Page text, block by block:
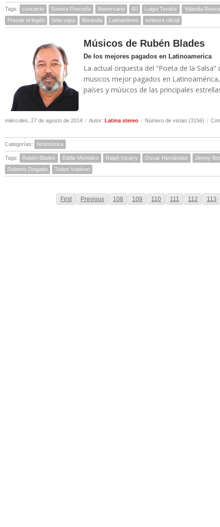
Tags: concierto Sonora Ponceña Aniversario 60 Luigui Texidor
Yolanda Rivera
Prende el fogón
Sola vaya Boranda Latinastereo emisora oficial
Músicos de Rubén Blades
De los mejores pagados en Latinoamerica
La actual orquesta del “Poeta de la
musicos mejor pagados en
países y músicos de las principales
miércoles, 27 de agosto de 2014 / Autor: Latina stereo / Número de vistas (3156) /
Categorías: Notimúsica
Tags: Rubén Blades Eddie Montalvo Ralph Irizarry Oscar Hernández
Jimmy
Roberto Delgado
Todos Vuelven
First Previous 108 109 110 111 112 113